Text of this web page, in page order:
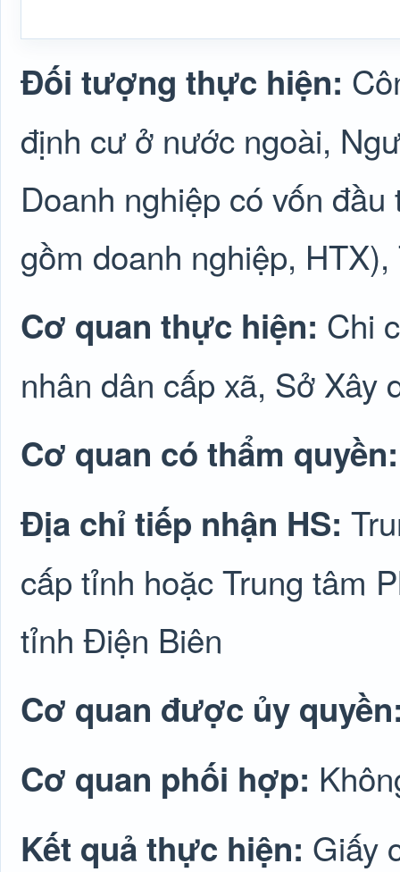
Đối tượng thực hiện:
định cư ở nước ngoài,
Doanh nghiệp có vốn
gồm doanh nghiệp,
Cơ quan thực hiện: Chi
nhân dân cấp xã, Sở Xây
Cơ quan có thẩm
Địa chỉ tiếp nhận HS:
cấp tỉnh hoặc Trung tâm
tỉnh Điện Biên
Cơ quan được ủy
Cơ quan phối hợp:
Kết quả thực hiện: Giấy